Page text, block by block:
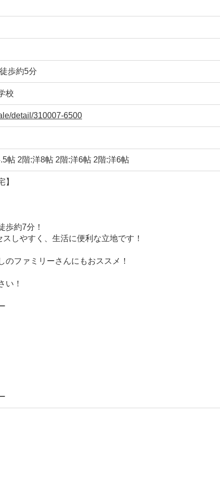
歩約5分
校
detail/310007-6500
帖 2階:洋8帖 2階:洋6帖 2階:洋6帖
】
歩約7分！
しやすく、生活に便利な立地です！
のファミリーさんにもおススメ！
い！